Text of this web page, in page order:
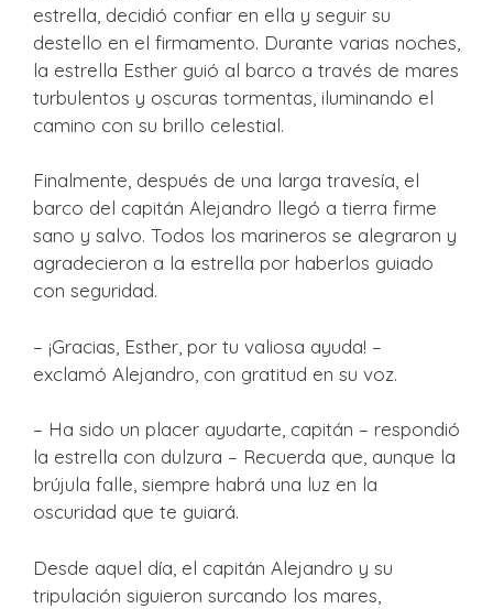
estrella, decidió confiar en ella y seguir su
destello en el firmamento. Durante varias noches,
la estrella Esther guió al barco a través de mares
turbulentos y oscuras tormentas, iluminando el
camino con su brillo celestial.
Finalmente, después de una larga travesía, el
barco del capitán Alejandro llegó a tierra firme
sano y salvo. Todos los marineros se alegraron y
agradecieron a la estrella por haberlos guiado
con seguridad.
– ¡Gracias, Esther, por tu valiosa ayuda! –
exclamó Alejandro, con gratitud en su voz.
– Ha sido un placer ayudarte, capitán – respondió
la estrella con dulzura – Recuerda que, aunque la
brújula falle, siempre habrá una luz en la
oscuridad que te guiará.
Desde aquel día, el capitán Alejandro y su
tripulación siguieron surcando los mares,